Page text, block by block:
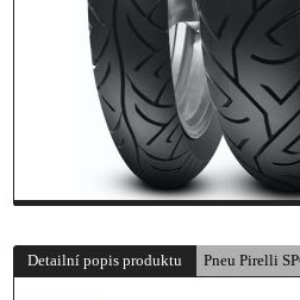
Detailní popis produktu Pneu Pirelli